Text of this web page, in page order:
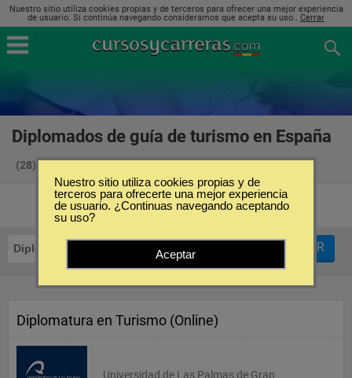
Nuestro sitio utiliza cookies propias y de terceros para ofrecer una mejor experiencia
de usuario. Si continúa navegando consideramos que acepta su uso.. Cerrar
Diplomados de guía de turismo en España
(28)
Diplomados Guía de Turismo FILTRAR
Diplomatura en Turismo (Online)
Universidad de Las Palmas de Gran
Nuestro sitio utiliza cookies propias y de
terceros para ofrecerte una mejor experiencia
de usuario. ¿Continuas navegando aceptando
su uso?
Aceptar